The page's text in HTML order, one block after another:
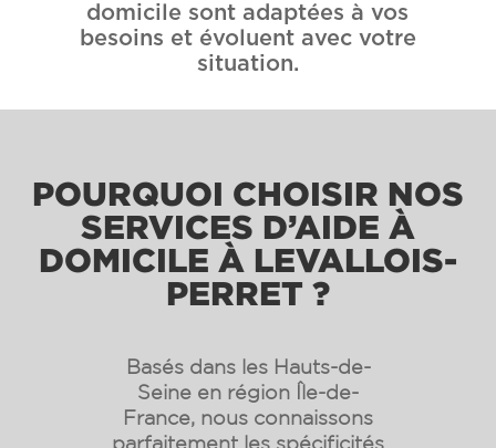
domicile sont adaptées à vos
besoins et évoluent avec votre
situation.
POURQUOI CHOISIR NOS
SERVICES D’AIDE À
DOMICILE À LEVALLOIS-
PERRET ?
Basés dans les Hauts-de-
Seine en région Île-de-
France, nous connaissons
parfaitement les spécificités